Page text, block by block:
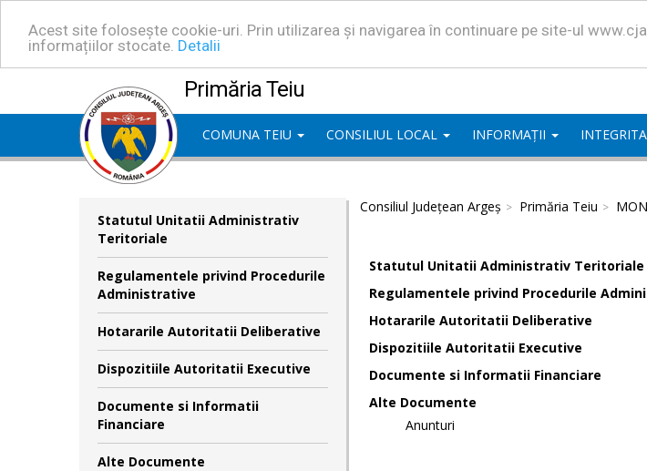
Acest site folosește cookie-uri. Prin utilizarea și navigarea în continuare pe site-ul
informațiilor stocate. Detalii
Primăria Teiu
COMUNA TEIU CONSILIUL LOCAL INFORMAȚII
Statutul Unitatii Administrativ
Teritoriale
Regulamentele privind Procedurile
Administrative
Hotararile Autoritatii Deliberative
Dispozitiile Autoritatii Executive
Documente si Informatii
Financiare
Alte Documente
Consiliul Județean Argeș Primăria Teiu
Statutul Unitatii Administrativ Teritoriale
Regulamentele privind Procedurile
Hotararile Autoritatii Deliberative
Dispozitiile Autoritatii Executive
Documente si Informatii Financiare
Alte Documente
Anunturi